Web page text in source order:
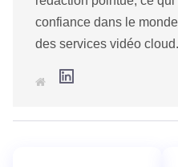
confiance dans le
des services vidéo cloud.